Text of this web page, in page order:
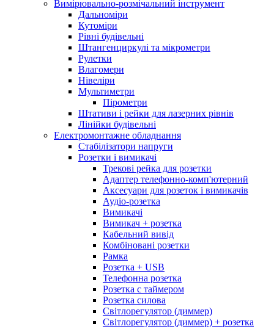
Вимірювально-розмічальний інструмент
Дальноміри
Кутоміри
Рівні будівельні
Штангенциркулі та мікрометри
Рулетки
Влагомери
Нівеліри
Мультиметри
Пірометри
Штативи і рейки для лазерних рівнів
Лінійки будівельні
Електромонтажне обладнання
Стабілізатори напруги
Розетки і вимикачі
Трекові рейка для розетки
Адаптер телефонно-комп'ютерний
Аксесуари для розеток і вимикачів
Аудіо-розетка
Вимикачі
Вимикач + розетка
Кабельний вивід
Комбіновані розетки
Рамка
Розетка + USB
Телефонна розетка
Розетка с таймером
Розетка силова
Світлорегулятор (диммер)
Світлорегулятор (диммер) + розетка